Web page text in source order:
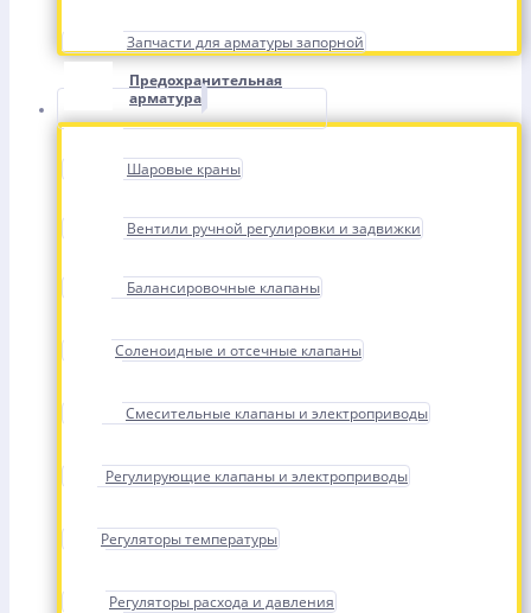
Запчасти для арматуры запорной
Предохранительная
арматура
Шаровые краны
Вентили ручной регулировки и задвижки
Балансировочные клапаны
Соленоидные и отсечные клапаны
Смесительные клапаны и электроприводы
Регулирующие клапаны и электроприводы
Регуляторы температуры
Регуляторы расхода и давления